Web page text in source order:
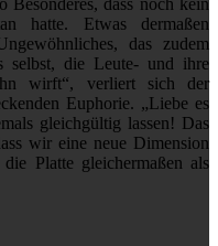
hatte. Etwas dermaßen
das zudem
die Leute- und ihre
wirft“, verliert sich der
Euphorie. „Liebe es
gleichgültig lassen! Das
wir eine neue Dimension
Platte gleichermaßen als